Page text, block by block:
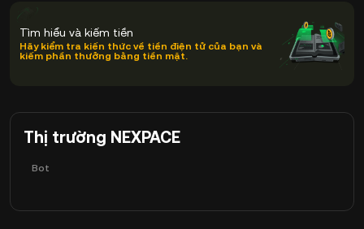
Tìm hiểu và kiếm tiền
Hãy kiểm tra kiến thức về tiền điện tử của bạn và
kiếm phần thưởng bằng tiền mặt.
Thị trường NEXPACE
Bot